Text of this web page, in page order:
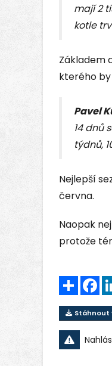
mají 2
kotle
Základem
kterého
Pavel
14 dnů
týdnů,
Nejlepší
června.
Naopak
protože
Sdílet
Stáhnout